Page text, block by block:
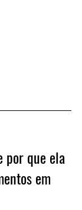
por que ela
em